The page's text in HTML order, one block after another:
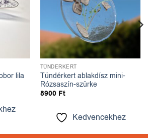
lila
TÜNDÉRKERT
Tündérkert ablakdísz mini-
Rózsaszín-szürke
8900 Ft
Kedvencekhez